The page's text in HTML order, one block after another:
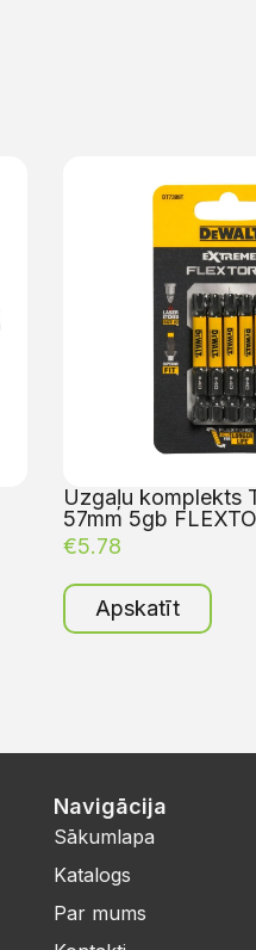
Uzgaļu komplekts
57mm 5gb
€5.78
Apskatīt
Navigācija
Sākumlapa
Katalogs
Par mums